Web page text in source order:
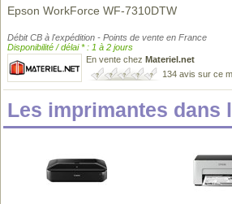
Epson WorkForce WF-7310DTW
Débit CB à l'expédition - Points de vente en France
Disponibilité / délai * : 1 à 2 jours
En vente chez Materiel.net
134 avis sur ce
Les imprimantes dans